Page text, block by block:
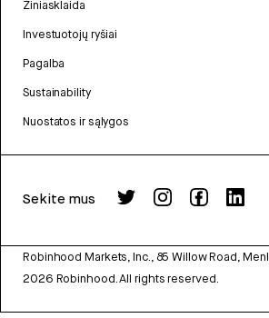
Žiniasklaida
Investuotojų ryšiai
Pagalba
Sustainability
Nuostatos ir sąlygos
Sekite mus
Robinhood Markets, Inc., 85 Willow Road,
2026 Robinhood. All rights reserved.